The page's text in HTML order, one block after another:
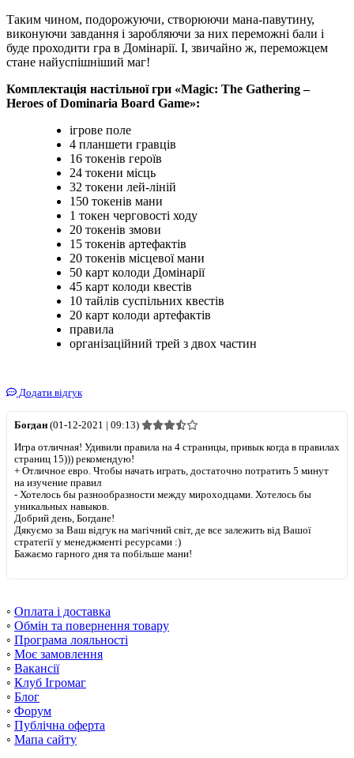
Таким чином, подорожуючи, створюючи мана-павутину,
виконуючи завдання і заробляючи за них переможні бали і
буде проходити гра в Домінарії. І, звичайно ж, переможцем
стане найуспішніший маг!
Комплектація настільної гри «Magic: The Gathering –
Heroes of Dominaria Board Game»:
ігрове поле
4 планшети гравців
16 токенів героїв
24 токени місць
32 токени лей-ліній
150 токенів мани
1 токен черговості ходу
20 токенів змови
15 токенів артефактів
20 токенів місцевої мани
50 карт колоди Домінарії
45 карт колоди квестів
10 тайлів суспільних квестів
20 карт колоди артефактів
правила
організаційний трей з двох частин
Додати відгук
Богдан (01-12-2021 | 09:13)
Игра отличная! Удивили правила на 4 страницы, привык когда в правилах
страниц 15))) рекомендую!
+Отличное евро. Чтобы начать играть, достаточно потратить 5 минут
на изучение правил
-Хотелось бы разнообразности между мироходцами. Хотелось бы
уникальных навыков.
Добрий день, Богдане!
Дякуємо за Ваш відгук на магічний світ, де все залежить від Вашої
стратегії у менеджменті ресурсами :)
Бажаємо гарного дня та побільше мани!
◦ Оплата і доставка
◦ Обмін та повернення товару
◦ Програма лояльності
◦ Моє замовлення
◦ Вакансії
◦ Клуб Ігромаг
◦ Блог
◦ Форум
◦ Публічна оферта
◦ Мапа сайту